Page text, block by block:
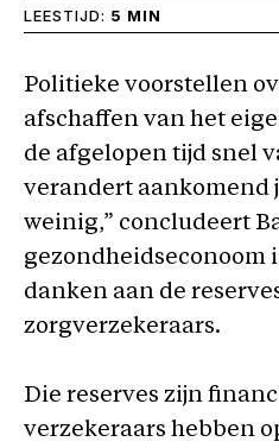
LEESTIJD: 5 MIN
Politieke voorstellen
afschaffen van het
de afgelopen tijd snel
verandert aankomend
weinig,” concludeert
gezondheidseconoom
danken aan de
zorgverzekeraars.
Die reserves zijn
verzekeraars hebben